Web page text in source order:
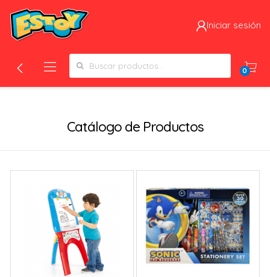
Iniciar sesión
Search for:
0
Catálogo de Productos